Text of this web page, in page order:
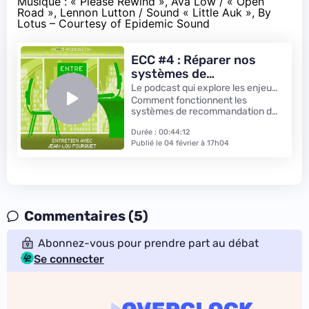
Road », Lennon Lutton / Sound « Little Auk », By
Lotus – Courtesy of Epidemic Sound
ECC #4 : Réparer nos
systèmes de
recommandation avec
Jean-Lou Fourquet
Le podcast qui explore les enjeux
du numérique – par Next.ink
Comment fonctionnent les
systèmes de recommandation de
grandes plateformes, difficile de
savoir, mais d'autres modèles sont
Saliou rencontre le journaliste
Jean-Lou Fourquet, membre de
Durée : 00:44:12
Publié le 04 février à 17h04
Commentaires (5)
Abonnez-vous pour prendre part au débat
Se connecter